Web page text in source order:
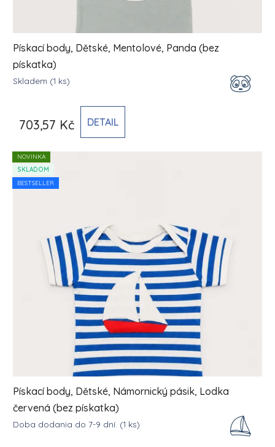
Pískací body, Dětské, Mentolové, Panda (bez
pískatka)
Skladem (1 ks)
703,57 Kč DETAIL
NOVINKA
SKLADOM
BESTSELLER
Pískací body, Dětské, Námornický pásik, Lodka
červená (bez pískatka)
Doba dodania do 7-9 dní. (1 ks)